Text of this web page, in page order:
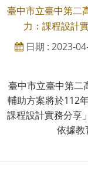
臺中市立臺中第二
力：課程設計
日期 : 2023-
臺中市立臺中第
輔助方案將於112
課程設計實務分享
依據教